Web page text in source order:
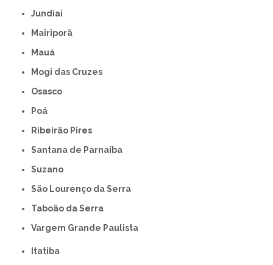
Jundiaí
Mairiporã
Mauá
Mogi das Cruzes
Osasco
Poá
Ribeirão Pires
Santana de Parnaíba
Suzano
São Lourenço da Serra
Taboão da Serra
Vargem Grande Paulista
Itatiba